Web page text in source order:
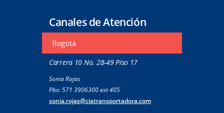
Canales de Atención
Bogotá
Carrera 10 No. 28-49 Piso 17
Sonia Rojas
Pbx: 571 3906300 ext 405
sonia.rojas@ciatransportadora.com